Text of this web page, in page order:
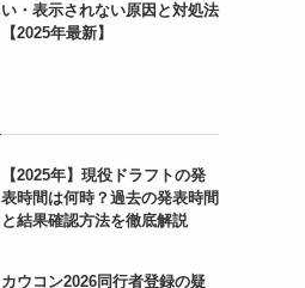
い・表示されない原因と対処法
【2025年最新】
【2025年】現役ドラフトの発
表時間は何時？過去の発表時間
と結果確認方法を徹底解説
カウコン2026同行者登録の疑